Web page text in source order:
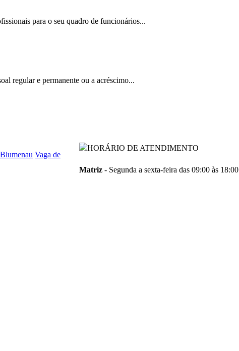
para o seu quadro de funcionários...
regular e permanente ou a acréscimo...
Vaga de
HORÁRIO DE ATENDIMENTO
Matriz - Segunda a sexta-feira das 09:00 às